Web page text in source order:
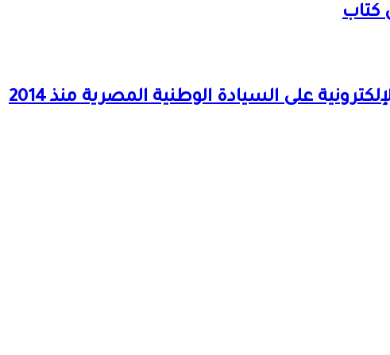
كتاب
تأثير الجرائم الإلكترونية على السيادة المصرية… في ” التأثير القانوني والسياسي للجرائم الإلكترونية على السيادة الوطنية المصرية منذ 2014